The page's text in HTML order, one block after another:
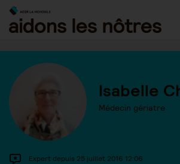
Skip
content
Isabelle
Médecin gériatre
Expert depuis 25 juillet 2016 12:06